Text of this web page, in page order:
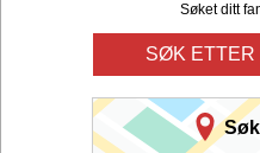
Søket ditt
SØK ETTER